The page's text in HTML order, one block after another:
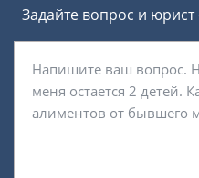
Задайте вопрос и юрист